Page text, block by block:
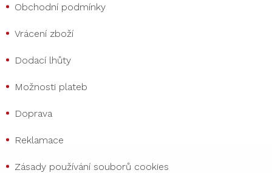
Obchodní podmínky
Vrácení zboží
Dodací lhůty
Možnosti plateb
Doprava
Reklamace
Zásady používání souborů cookies